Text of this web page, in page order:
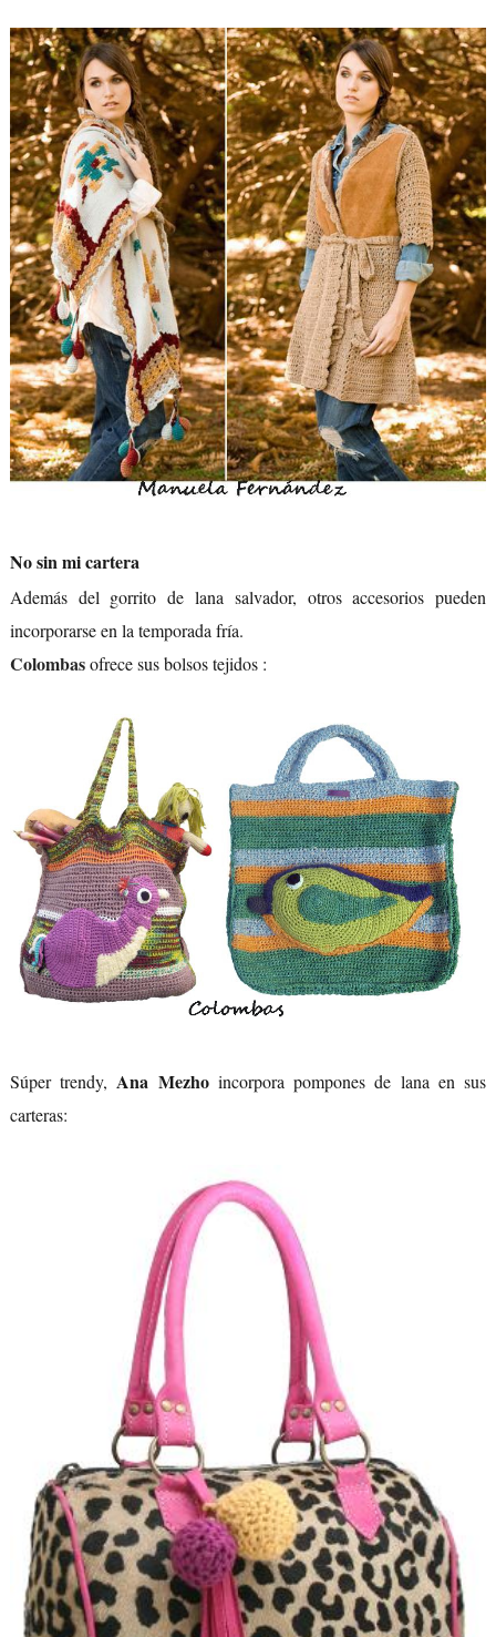
No sin mi cartera
Además del gorrito de lana salvador, otros accesorios pueden
incorporarse en la temporada fría.
Colombasofrece sus bolsos tejidos :
Súper trendy, Ana Mezhoincorpora pompones de lana en sus
carteras: